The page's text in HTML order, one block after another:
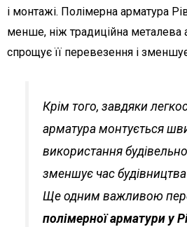
і монтажі. Полімерна арматура
менше, ніж традиційна
спрощує її перевезення і
Крім того, завдяки
арматура монтується
використання
зменшує час будівництва
Ще одним важливою
полімерної арматури у